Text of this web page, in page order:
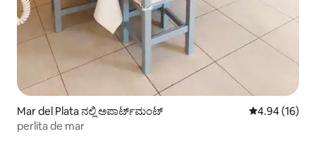
Mar del Plata ನಲ್ಲಿ ಅಪಾರ್ಟ್‌ಮಂಟ್ 5 ರಲ್ಲಿ 4.94
4.94 (16)
perlita de mar